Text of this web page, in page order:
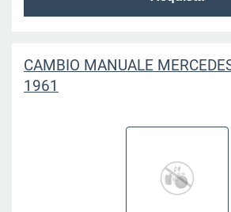
CAMBIO MANUALE
1961